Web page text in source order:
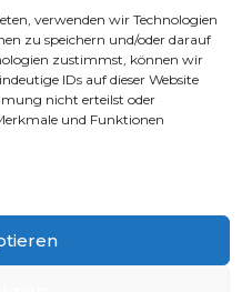
verwenden wir Technologien
zu speichern und/oder darauf
zustimmst, können wir
IDs auf dieser Website
nicht erteilst oder
und Funktionen
aus Japan. Der
mit viel Aufwand laufend
Seine Zuchttiere
und für…